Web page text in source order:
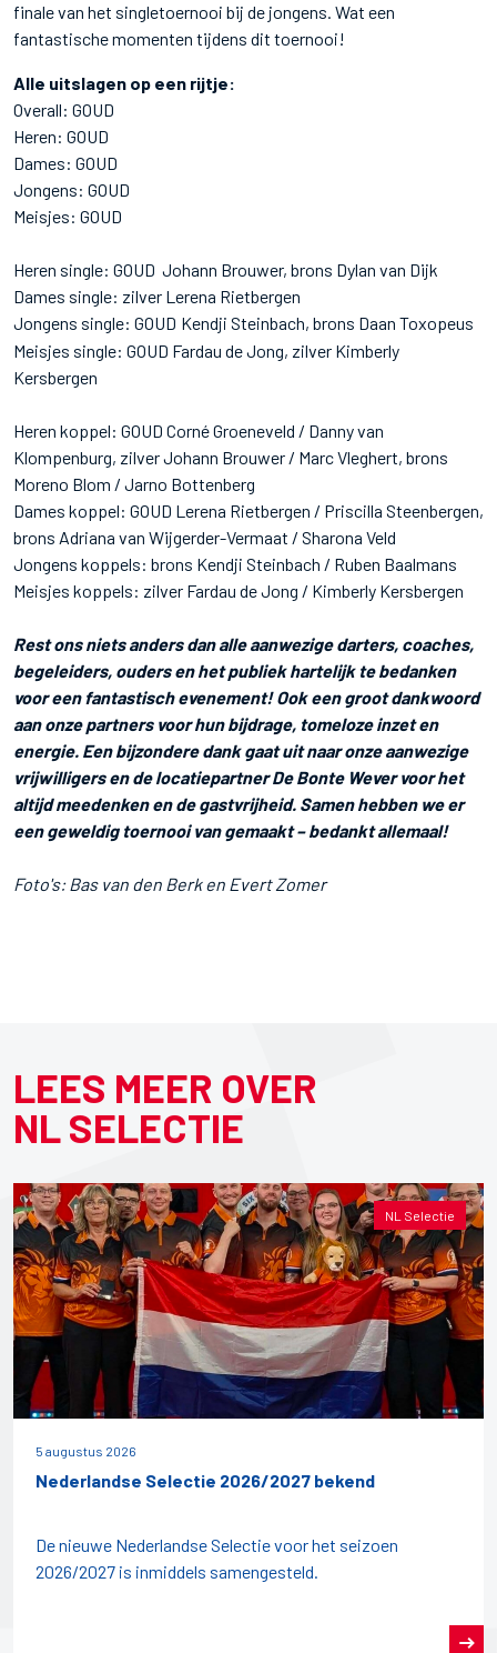
finale van het singletoernooi bij de jongens. Wat een
fantastische momenten tijdens dit toernooi!
Alle uitslagen op een rijtje:
Overall: GOUD
Heren: GOUD
Dames: GOUD
Jongens: GOUD
Meisjes: GOUD
Heren single: GOUD Johann Brouwer, brons Dylan van Dijk
Dames single: zilver Lerena Rietbergen
Jongens single: GOUD Kendji Steinbach, brons Daan Toxopeus
Meisjes single: GOUD Fardau de Jong, zilver Kimberly
Kersbergen
Heren koppel: GOUD Corné Groeneveld / Danny van
Klompenburg, zilver Johann Brouwer / Marc Vleghert, brons
Moreno Blom / Jarno Bottenberg
Dames koppel: GOUD Lerena Rietbergen / Priscilla Steenbergen,
brons Adriana van Wijgerder-Vermaat / Sharona Veld
Jongens koppels: brons Kendji Steinbach / Ruben Baalmans
Meisjes koppels: zilver Fardau de Jong / Kimberly Kersbergen
Rest ons niets anders dan alle aanwezige darters, coaches,
begeleiders, ouders en het publiek hartelijk te bedanken
voor een fantastisch evenement! Ook een groot dankwoord
aan onze partners voor hun bijdrage, tomeloze inzet en
energie. Een bijzondere dank gaat uit naar onze aanwezige
vrijwilligers en de locatiepartner De Bonte Wever voor het
altijd meedenken en de gastvrijheid. Samen hebben we er
een geweldig toernooi van gemaakt – bedankt allemaal!
Foto's: Bas van den Berk en Evert Zomer
LEES MEER OVER
NL SELECTIE
NL Selectie
5 augustus 2026
Nederlandse Selectie 2026/2027 bekend
De nieuwe Nederlandse Selectie voor het seizoen
2026/2027 is inmiddels samengesteld.